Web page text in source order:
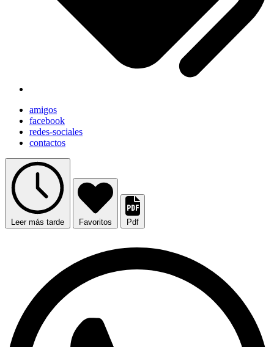
amigos
facebook
redes-sociales
contactos
Leer más tarde Favoritos Pdf